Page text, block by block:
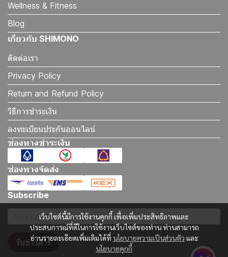
เว็บไซต์นี้มีการใช้งานคุกกี้ เพื่อเพิ่มประสิทธิภาพและ
ประสบการณ์ที่ดีในการใช้งานเว็บไซต์ของท่าน ท่านสามารถ
อ่านรายละเอียดเพิ่มเติมได้ที่ นโยบายความเป็นส่วนตัว และ
นโยบายคุกกี้
Wellness & Fitness
Blog
เกี่ยวกับ SHIMONO
ติดต่อเรา
Privacy Policy
Return and Refund Policy
วิธีการชำระเงิน
ลงทะเบียนประกันออนไลน์
ช่องทางชำระเงิน
ช่องทางจัดส่ง
Subscribe
รับข่าวสาร